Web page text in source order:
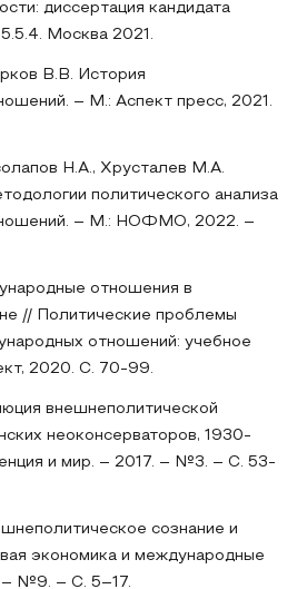
диссертация кандидата
Москва 2021.
В.В. История
– М.: Аспект пресс, 2021.
Н.А., Хрусталев М.А.
политического анализа
– М.: НОФМО, 2022. –
отношения в
// Политические проблемы
отношений: учебное
2020. С. 70-99.
внешнеполитической
неоконсерваторов, 1930-
и мир. – 2017. – №3. – С. 53-
сознание и
экономика и международные
– №9. – С. 5–17.